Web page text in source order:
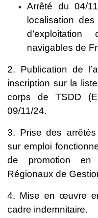
Arrêté du 04/
localisation
navigables de
2. Publication de
inscription sur la
corps de TSDD
09/11/24.
3. Prise des
sur emploi
de promotion
Régionaux de
4. Mise en œuvre
cadre indemnitaire.